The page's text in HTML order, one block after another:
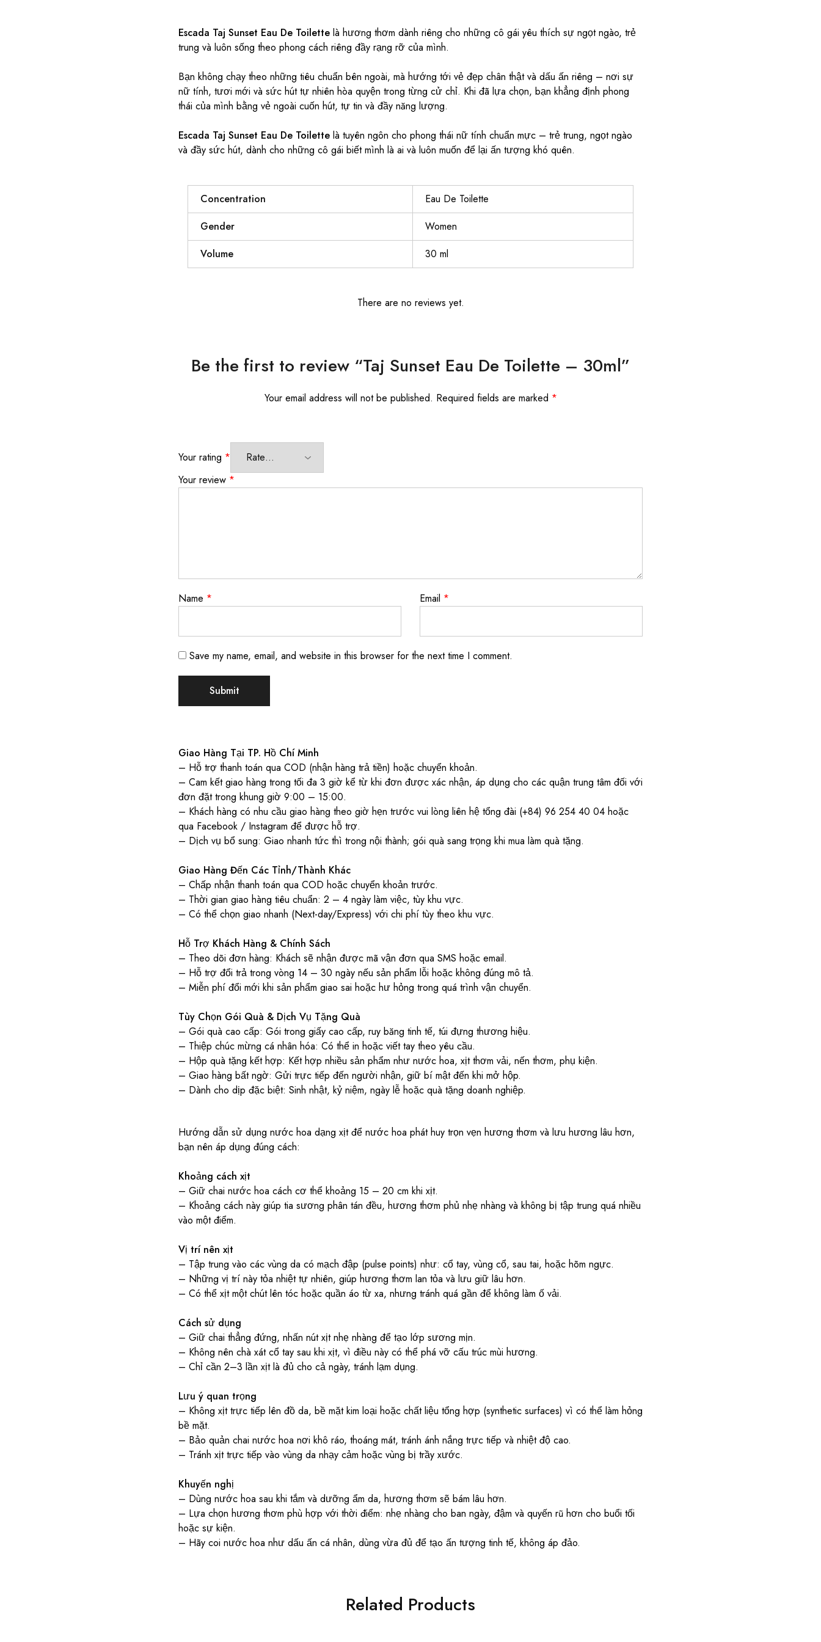
Escada Taj Sunset Eau De Toilette là hương thơm dành riêng cho những cô gái yêu thích sự ngọt ngào, trẻ
trung và luôn sống theo phong cách riêng đầy rạng rỡ của mình.
Bạn không chạy theo những tiêu chuẩn bên ngoài, mà hướng tới vẻ đẹp chân thật và dấu ấn riêng – nơi sự
nữ tính, tươi mới và sức hút tự nhiên hòa quyện trong từng cử chỉ. Khi đã lựa chọn, bạn khẳng định phong
thái của mình bằng vẻ ngoài cuốn hút, tự tin và đầy năng lượng.
Escada Taj Sunset Eau De Toilette là tuyên ngôn cho phong thái nữ tính chuẩn mực – trẻ trung, ngọt ngào
và đầy sức hút, dành cho những cô gái biết mình là ai và luôn muốn để lại ấn tượng khó quên.
Concentration
Eau De Toilette
Gender
Women
Volume
30 ml
There are no reviews yet.
Be the first to review “Taj Sunset Eau De Toilette – 30ml”
Your email address will not be published. Required fields are marked *
Your rating *
Your review *
Name * Email *
Save my name, email, and website in this browser for the next time I comment.
Giao Hàng Tại TP. Hồ Chí Minh
– Hỗ trợ thanh toán qua COD (nhận hàng trả tiền) hoặc chuyển khoản.
– Cam kết giao hàng trong tối đa 3 giờ kể từ khi đơn được xác nhận, áp dụng cho các quận trung tâm đối với
đơn đặt trong khung giờ 9:00 – 15:00.
– Khách hàng có nhu cầu giao hàng theo giờ hẹn trước vui lòng liên hệ tổng đài (+84) 96 254 40 04 hoặc
qua Facebook / Instagram để được hỗ trợ.
– Dịch vụ bổ sung: Giao nhanh tức thì trong nội thành; gói quà sang trọng khi mua làm quà tặng.
Giao Hàng Đến Các Tỉnh/Thành Khác
– Chấp nhận thanh toán qua COD hoặc chuyển khoản trước.
– Thời gian giao hàng tiêu chuẩn: 2 – 4 ngày làm việc, tùy khu vực.
– Có thể chọn giao nhanh (Next-day/Express) với chi phí tùy theo khu vực.
Hỗ Trợ Khách Hàng & Chính Sách
– Theo dõi đơn hàng: Khách sẽ nhận được mã vận đơn qua SMS hoặc email.
– Hỗ trợ đổi trả trong vòng 14 – 30 ngày nếu sản phẩm lỗi hoặc không đúng mô tả.
– Miễn phí đổi mới khi sản phẩm giao sai hoặc hư hỏng trong quá trình vận chuyển.
Tùy Chọn Gói Quà & Dịch Vụ Tặng Quà
– Gói quà cao cấp: Gói trong giấy cao cấp, ruy băng tinh tế, túi đựng thương hiệu.
– Thiệp chúc mừng cá nhân hóa: Có thể in hoặc viết tay theo yêu cầu.
– Hộp quà tặng kết hợp: Kết hợp nhiều sản phẩm như nước hoa, xịt thơm vải, nến thơm, phụ kiện.
– Giao hàng bất ngờ: Gửi trực tiếp đến người nhận, giữ bí mật đến khi mở hộp.
– Dành cho dịp đặc biệt: Sinh nhật, kỷ niệm, ngày lễ hoặc quà tặng doanh nghiệp.
Hướng dẫn sử dụng nước hoa dạng xịt để nước hoa phát huy trọn vẹn hương thơm và lưu hương lâu hơn,
bạn nên áp dụng đúng cách:
Khoảng cách xịt
– Giữ chai nước hoa cách cơ thể khoảng 15 – 20 cm khi xịt.
– Khoảng cách này giúp tia sương phân tán đều, hương thơm phủ nhẹ nhàng và không bị tập trung quá nhiều
vào một điểm.
Vị trí nên xịt
– Tập trung vào các vùng da có mạch đập (pulse points) như: cổ tay, vùng cổ, sau tai, hoặc hõm ngực.
– Những vị trí này tỏa nhiệt tự nhiên, giúp hương thơm lan tỏa và lưu giữ lâu hơn.
– Có thể xịt một chút lên tóc hoặc quần áo từ xa, nhưng tránh quá gần để không làm ố vải.
Cách sử dụng
– Giữ chai thẳng đứng, nhấn nút xịt nhẹ nhàng để tạo lớp sương mịn.
– Không nên chà xát cổ tay sau khi xịt, vì điều này có thể phá vỡ cấu trúc mùi hương.
– Chỉ cần 2–3 lần xịt là đủ cho cả ngày, tránh lạm dụng.
Lưu ý quan trọng
– Không xịt trực tiếp lên đồ da, bề mặt kim loại hoặc chất liệu tổng hợp (synthetic surfaces) vì có thể làm hỏng
bề mặt.
– Bảo quản chai nước hoa nơi khô ráo, thoáng mát, tránh ánh nắng trực tiếp và nhiệt độ cao.
– Tránh xịt trực tiếp vào vùng da nhạy cảm hoặc vùng bị trầy xước.
Khuyến nghị
– Dùng nước hoa sau khi tắm và dưỡng ẩm da, hương thơm sẽ bám lâu hơn.
– Lựa chọn hương thơm phù hợp với thời điểm: nhẹ nhàng cho ban ngày, đậm và quyến rũ hơn cho buổi tối
hoặc sự kiện.
– Hãy coi nước hoa như dấu ấn cá nhân, dùng vừa đủ để tạo ấn tượng tinh tế, không áp đảo.
Related Products